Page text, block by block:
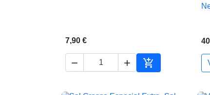
7,90 €
  
Adicionar ao